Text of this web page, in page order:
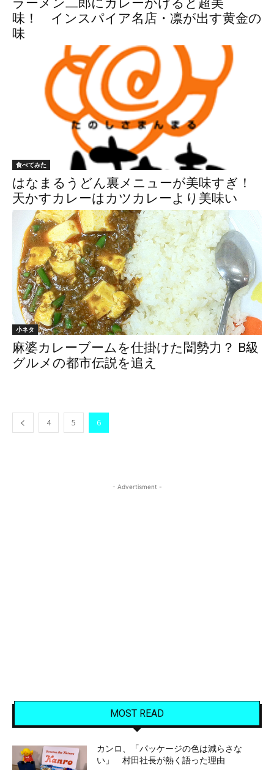
味！ インスパイア名店・凛が出す黄金の
味
食べてみた
はなまるうどん裏メニューが美味すぎ！
天かすカレーはカツカレーより美味い
小ネタ
麻婆カレーブームを仕掛けた闇勢力？ B級
グルメの都市伝説を追え
4 5 6
- Advertisment -
MOST READ
カンロ、「パッケージの色は減らさな
い」 村田社長が熱く語った理由